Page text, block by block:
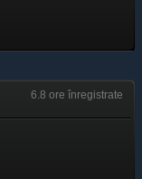
6.8 ore înregistrate